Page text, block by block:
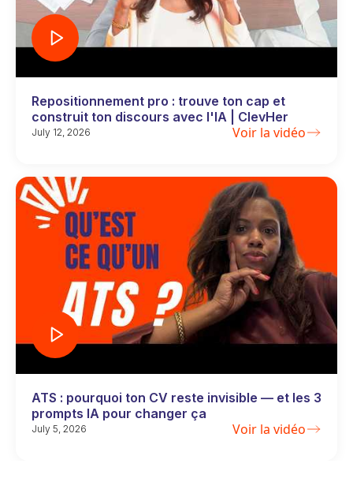
Repositionnement pro : trouve ton cap et
construit ton discours avec l'IA | ClevHer
July 12, 2026 Voir la vidéo
ATS : pourquoi ton CV reste invisible — et les 3
prompts IA pour changer ça
July 5, 2026 Voir la vidéo